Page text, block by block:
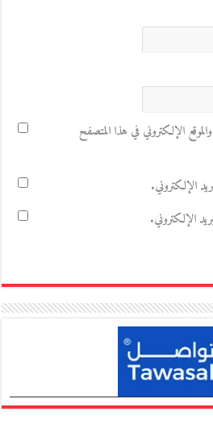
الإلكتروني في هذا المتصفح
الإلكتروني.
الإلكتروني.